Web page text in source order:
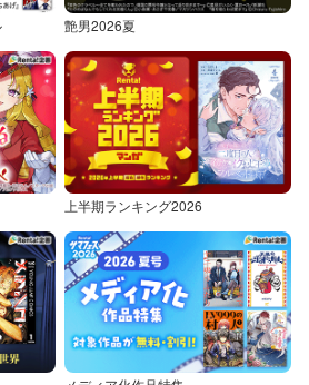
艶男2026夏
上半期ランキング2026